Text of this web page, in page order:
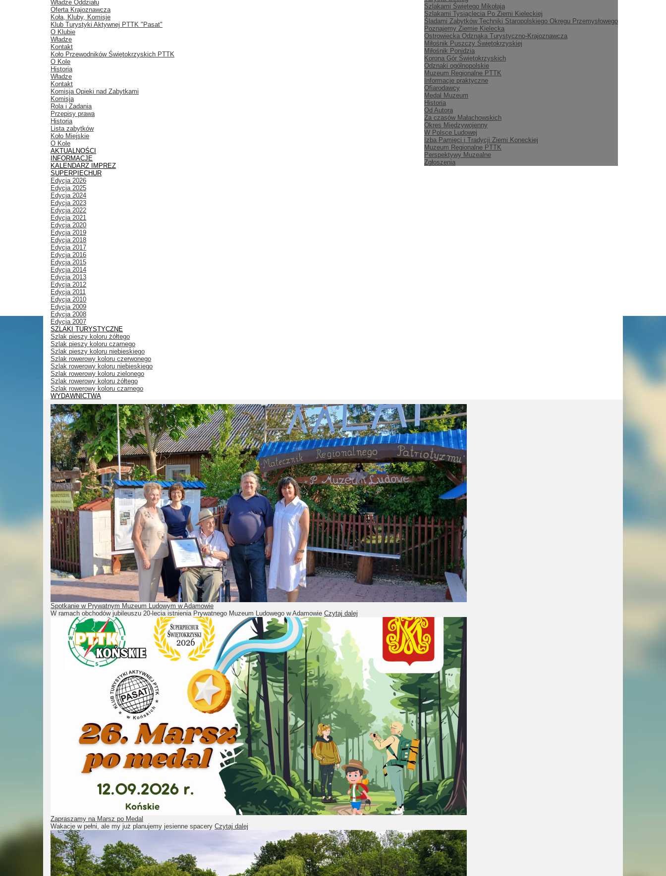
Szlakami Świętego Mikołaja
Szlakami Tysiąclecia Po Ziemi Kieleckiej
Śladami Zabytków Techniki Staropolskiego Okręgu Przemysłowego
Poznajemy Ziemię Kielecką
Ostrowiecka Odznaka Turystyczno-Krajoznawcza
Miłośnik Puszczy Świętokrzyskiej
Miłośnik Ponidzia
Korona Gór Świętokrzyskich
Odznaki ogólnopolskie
Muzeum Regionalne PTTK
Informacje praktyczne
Ofiarodawcy
Medal Muzeum
Historia
Od Autora
Za czasów Małachowskich
Okres Międzywojenny
W Polsce Ludowej
Izba Pamięci i Tradycji Ziemi Koneckiej
Muzeum Regionalne PTTK
Perspektywy Muzealne
Zgłoszenia
Władze Oddziału
Oferta Krajoznawcza
Koła, Kluby, Komisje
Klub Turystyki Aktywnej PTTK "Pasat"
O Klubie
Władze
Kontakt
Koło Przewodników Świętokrzyskich PTTK
O Kole
Historia
Władze
Kontakt
Komisja Opieki nad Zabytkami
Komisja
Rola i Zadania
Przepisy prawa
Historia
Lista zabytków
Koło Miejskie
O Kole
AKTUALNOŚCI
INFORMACJE
KALENDARZ IMPREZ
SUPERPIECHUR
Edycja 2026
Edycja 2025
Edycja 2024
Edycja 2023
Edycja 2022
Edycja 2021
Edycja 2020
Edycja 2019
Edycja 2018
Edycja 2017
Edycja 2016
Edycja 2015
Edycja 2014
Edycja 2013
Edycja 2012
Edycja 2011
Edycja 2010
Edycja 2009
Edycja 2008
Edycja 2007
SZLAKI TURYSTYCZNE
Szlak pieszy koloru żółtego
Szlak pieszy koloru czarnego
Szlak pieszy koloru niebieskiego
Szlak rowerowy koloru czerwonego
Szlak rowerowy koloru niebieskiego
Szlak rowerowy koloru zielonego
Szlak rowerowy koloru żółtego
Szlak rowerowy koloru czarnego
WYDAWNICTWA
Spotkanie w Prywatnym Muzeum Ludowym w Adamowie
W ramach obchodów jubileuszu 20-lecia istnienia Prywatnego Muzeum Ludowego w Adamowie Czytaj dalej
Zapraszamy na Marsz po Medal
Wakacje w pełni, ale my już planujemy jesienne spacery Czytaj dalej